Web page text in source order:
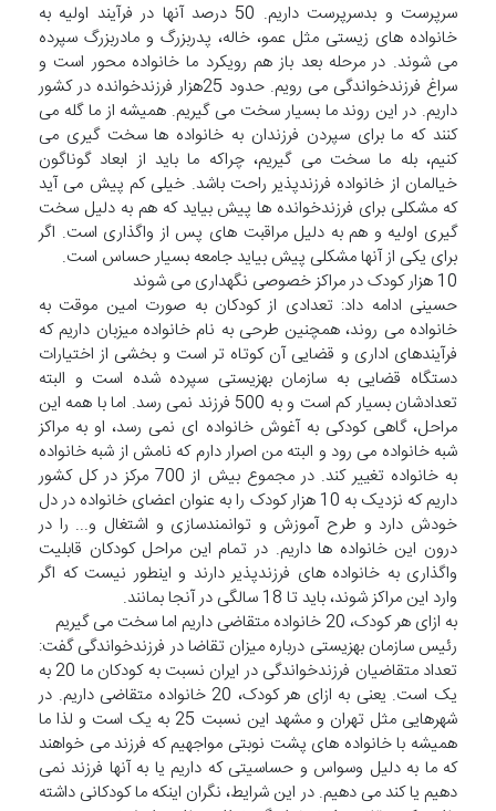
سرپرست و بدسرپرست داریم. 50 درصد آنها در فرآیند اولیه به
خانواده های زیستی مثل عمو، خاله، پدربزرگ و مادربزرگ سپرده
می شوند. در مرحله بعد باز هم رویکرد ما خانواده محور است و
سراغ فرزندخواندگی می رویم. حدود 25هزار فرزندخوانده در کشور
داریم. در این روند ما بسیار سخت می گیریم. همیشه از ما گله می
کنند که ما برای سپردن فرزندان به خانواده ها سخت گیری می
کنیم، بله ما سخت می گیریم، چراکه ما باید از ابعاد گوناگون
خیالمان از خانواده فرزندپذیر راحت باشد. خیلی کم پیش می آید
که مشکلی برای فرزندخوانده ها پیش بیاید که هم به دلیل سخت
گیری اولیه و هم به دلیل مراقبت های پس از واگذاری است. اگر
برای یکی از آنها مشکلی پیش بیاید جامعه بسیار حساس است.
10 هزار کودک در مراکز خصوصی نگهداری می شوند
حسینی ادامه داد: تعدادی از کودکان به صورت امین موقت به
خانواده می روند، همچنین طرحی به نام خانواده میزبان داریم که
فرآیندهای اداری و قضایی آن کوتاه تر است و بخشی از اختیارات
دستگاه قضایی به سازمان بهزیستی سپرده شده است و البته
تعدادشان بسیار کم است و به 500 فرزند نمی رسد. اما با همه این
مراحل، گاهی کودکی به آغوش خانواده ای نمی رسد، او به مراکز
شبه خانواده می رود و البته من اصرار دارم که نامش از شبه خانواده
به خانواده تغییر کند. در مجموع بیش از 700 مرکز در کل کشور
داریم که نزدیک به 10 هزار کودک را به عنوان اعضای خانواده در دل
خودش دارد و طرح آموزش و توانمندسازی و اشتغال و... را در
درون این خانواده ها داریم. در تمام این مراحل کودکان قابلیت
واگذاری به خانواده های فرزندپذیر دارند و اینطور نیست که اگر
وارد این مراکز شوند، باید تا 18 سالگی در آنجا بمانند.
به ازای هر کودک، 20 خانواده متقاضی داریم اما سخت می گیریم
رئیس سازمان بهزیستی درباره میزان تقاضا در فرزندخواندگی گفت:
تعداد متقاضیان فرزندخواندگی در ایران نسبت به کودکان ما 20 به
یک است. یعنی به ازای هر کودک، 20 خانواده متقاضی داریم. در
شهرهایی مثل تهران و مشهد این نسبت 25 به یک است و لذا ما
همیشه با خانواده های پشت نوبتی مواجهیم که فرزند می خواهند
که ما به دلیل وسواس و حساسیتی که داریم یا به آنها فرزند نمی
دهیم یا کند می دهیم. در این شرایط، نگران اینکه ما کودکانی داشته